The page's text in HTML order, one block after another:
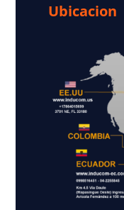
Ubicacion